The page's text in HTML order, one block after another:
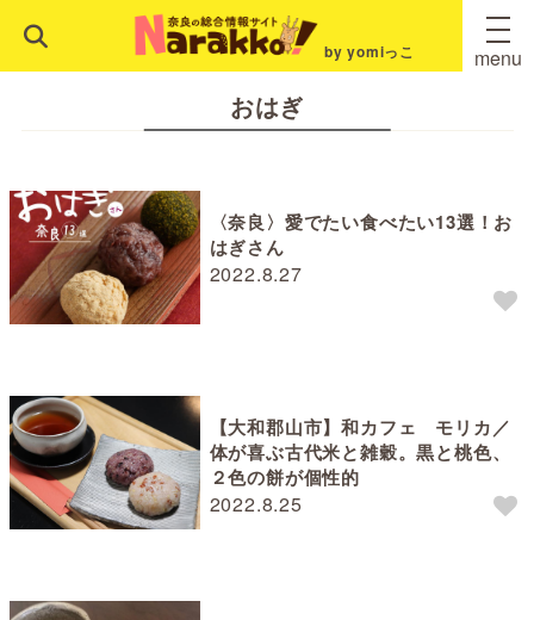
by yomiっこ menu
おはぎ
2022.8.27
〈奈良〉愛でたい食べたい13選！お
はぎさん
2022.8.25
【大和郡山市】和カフェ モリカ／
体が喜ぶ古代米と雑穀。黒と桃色、
２色の餅が個性的